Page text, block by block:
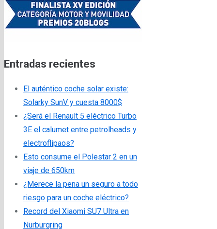
Entradas recientes
El auténtico coche solar existe:
Solarky SunV y cuesta 8000$
¿Será el Renault 5 eléctrico Turbo
3E el calumet entre petrolheads y
electroflipaos?
Esto consume el Polestar 2 en un
viaje de 650km
¿Merece la pena un seguro a todo
riesgo para un coche eléctrico?
Record del Xiaomi SU7 Ultra en
Nürburgring